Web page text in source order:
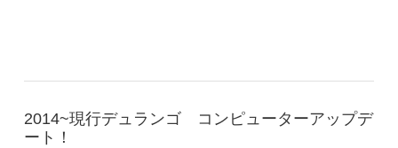
2014~現行デュランゴ コンピューターアップデ
ート！